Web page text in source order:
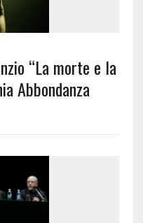
“La morte e la
Abbondanza